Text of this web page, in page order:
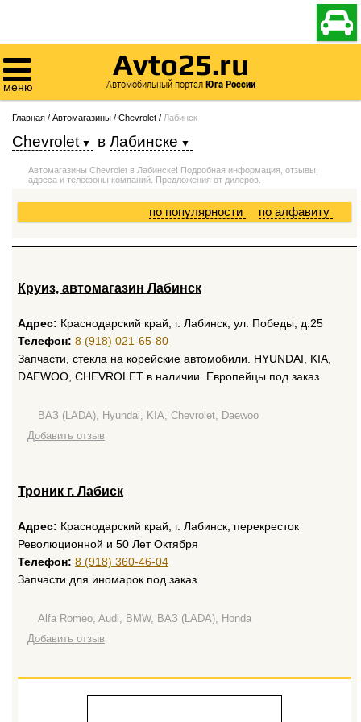


меню
Avto25.ru
Автомобильный порталЮга России
Главная / Автомагазины / Chevrolet / Лабинск
Chevrolet в Лабинске
Автомагазины Chevrolet в Лабинске! Подробная информация, отзывы,
адреса и телефоны компаний. Предложения от дилеров.
по алфавиту
по популярности
Круиз, автомагазин Лабинск
Адрес: Краснодарский край, г. Лабинск, ул. Победы, д.25
Телефон: 8 (918) 021-65-80
Запчасти, стекла на корейские автомобили. HYUNDAI, KIA,
DAEWOO, CHEVROLET в наличии. Европейцы под заказ.
ВАЗ (LADA), Hyundai, KIA, Chevrolet, Daewoo
Добавить отзыв
Троник г. Лабиск
Адрес: Краснодарский край, г. Лабинск, перекресток
Революционной и 50 Лет Октября
Телефон: 8 (918) 360-46-04
Запчасти для иномарок под заказ.
Alfa Romeo, Audi, BMW, ВАЗ (LADA), Honda
Добавить отзыв